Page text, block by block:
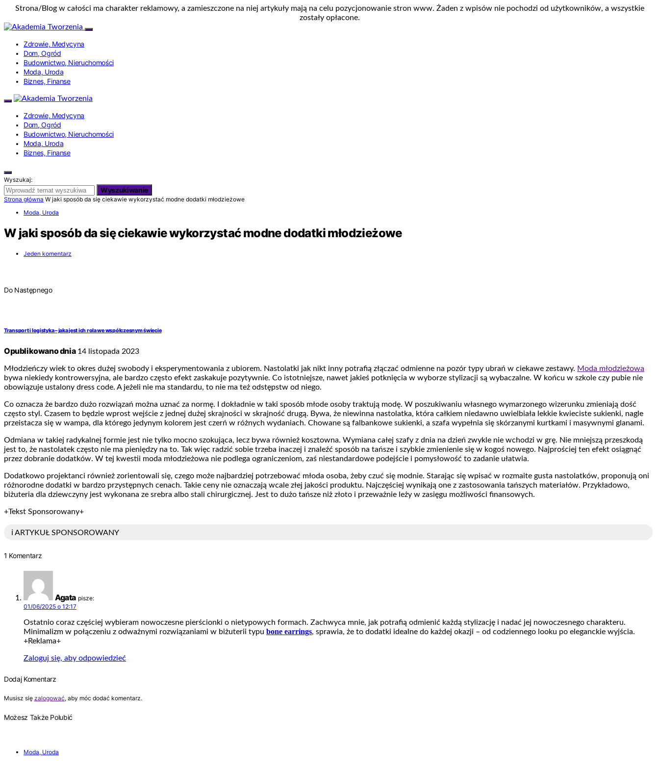
Strona/Blog w całości ma charakter reklamowy, a zamieszczone na niej artykuły mają na celu pozycjonowanie stron www. Żaden z wpisów nie pochodzi od użytkowników, a wszystkie
zostały opłacone.
Zdrowie, Medycyna
Dom, Ogród
Budownictwo, Nieruchomości
Moda, Uroda
Biznes, Finanse
Zdrowie, Medycyna
Dom, Ogród
Budownictwo, Nieruchomości
Moda, Uroda
Biznes, Finanse
Wyszukaj:
Wyszukiwanie
Strona główna W jaki sposób da się ciekawie wykorzystać modne dodatki młodzieżowe
Moda, Uroda
W jaki sposób da się ciekawie wykorzystać modne dodatki młodzieżowe
Jeden komentarz
Do Następnego
Transport i logistyka – jaka jest ich rola we współczesnym świecie
Opublikowano dnia14 listopada 2023
Młodzieńczy wiek to okres dużej swobody i eksperymentowania z ubiorem. Nastolatki jak nikt inny potrafią złączać odmienne na pozór typy ubrań w ciekawe zestawy. Moda młodzieżowa
bywa niekiedy kontrowersyjna, ale bardzo często efekt zaskakuje pozytywnie. Co istotniejsze, nawet jakieś potknięcia w wyborze stylizacji są wybaczalne. W końcu w szkole czy pubie nie
obowiązuje ustalony dress code. A jeżeli nie ma standardu, to nie ma też odstępstw od niego.
Co oznacza że bardzo dużo rozwiązań można uznać za normę. I dokładnie w taki sposób młode osoby traktują modę. W poszukiwaniu własnego wymarzonego wizerunku zmieniają dość
często styl. Czasem to będzie wprost wejście z jednej dużej skrajności w skrajność drugą. Bywa, że niewinna nastolatka, która całkiem niedawno uwielbiała lekkie kwieciste sukienki, nagle
przeistacza się w wampa, dla którego jedynym kolorem jest czerń w różnych wydaniach. Chowane są falbankowe sukienki, a szafa wypełnia się skórzanymi kurtkami i masywnymi glanami.
Odmiana w takiej radykalnej formie jest nie tylko mocno szokująca, lecz bywa również kosztowna. Wymiana całej szafy z dnia na dzień zwykle nie wchodzi w grę. Nie mniejszą przeszkodą
jest to, że nastolatek często nie ma pieniędzy na to. Tak więc radzić sobie trzeba inaczej i znaleźć sposób na tańsze i szybkie zmienienie się w kogoś nowego. Najprościej ten efekt osiągnąć
przez dobranie dodatków. W tej kwestii moda młodzieżowa nie podlega ograniczeniom, zaś niestandardowe podejście i pomysłowość to zadanie ułatwia.
Dodatkowo projektanci również zorientowali się, czego może najbardziej potrzebować młoda osoba, żeby czuć się modnie. Starając się wpisać w rozmaite gusta nastolatków, proponują oni
różnorodne dodatki w bardzo przystępnych cenach. Takie ceny nie oznaczają wcale złej jakości produktu. Najczęściej wynikają one z zastosowania tańszych materiałów. Przykładowo,
biżuteria dla dziewczyny jest wykonana ze srebra albo stali chirurgicznej. Jest to dużo tańsze niż złoto i przeważnie leży w zasięgu możliwości finansowych.
+Tekst Sponsorowany+
ℹ️ ARTYKUŁ SPONSOROWANY
1 Komentarz
Agata pisze:
01/06/2025 o 12:17
Ostatnio coraz częściej wybieram nowoczesne pierścionki o nietypowych formach. Zachwyca mnie, jak potrafią odmienić każdą stylizację i nadać jej nowoczesnego charakteru.
Minimalizm w połączeniu z odważnymi rozwiązaniami w biżuterii typu bone earrings, sprawia, że to dodatki idealne do każdej okazji – od codziennego looku po eleganckie wyjścia.
+Reklama+
Zaloguj się, aby odpowiedzieć
Dodaj Komentarz
Musisz się zalogować, aby móc dodać komentarz.
Możesz Także Polubić
Moda, Uroda